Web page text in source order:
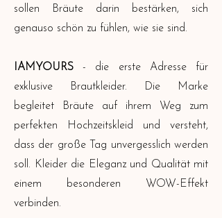
sollen Bräute darin bestärken, sich
genauso schön zu fühlen, wie sie sind.
IAMYOURS - die erste Adresse für
exklusive Brautkleider. Die Marke
begleitet Bräute auf ihrem Weg zum
perfekten Hochzeitskleid und versteht,
dass der große Tag unvergesslich werden
soll. Kleider die Eleganz und Qualität mit
einem besonderen WOW-Effekt
verbinden.